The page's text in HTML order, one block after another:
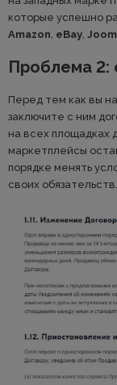
которые успешно
Amazon, eBay, Joom
Проблема 2:
Перед тем как вы
заключите с ним
на всех площадках
маркетплейсы
порядке менять
своих обязательств.